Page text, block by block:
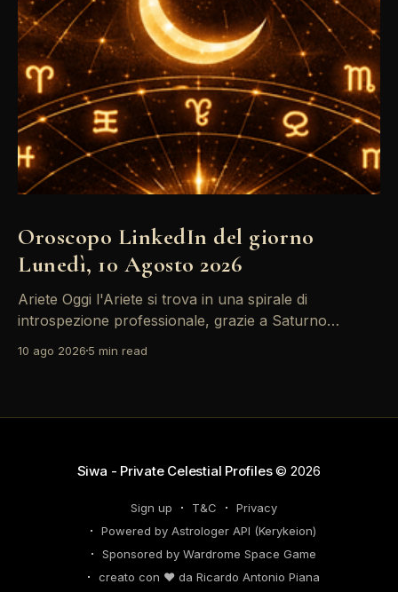
Oroscopo LinkedIn del giorno
Lunedì, 10 Agosto 2026
Ariete Oggi l'Ariete si trova in una spirale di
introspezione professionale, grazie a Saturno
carriera passate. Non farti sopraffare dalle emozioni
10 ago 2026 5 min read
Siwa - Private Celestial Profiles© 2026
Sign up T&C
Privacy
Powered by Astrologer API (Kerykeion)
Sponsored by Wardrome Space Game
creato con ❤️ da Ricardo Antonio Piana